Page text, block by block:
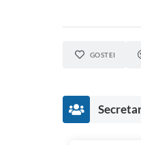
GOSTEI